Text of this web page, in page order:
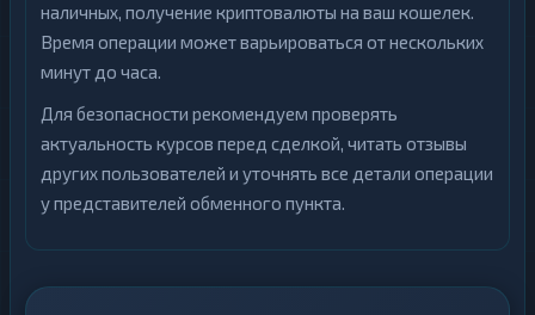
наличных, получение криптовалюты на ваш кошелек.
Время операции может варьироваться от нескольких
минут до часа.
Для безопасности рекомендуем проверять
актуальность курсов перед сделкой, читать отзывы
других пользователей и уточнять все детали операции
у представителей обменного пункта.